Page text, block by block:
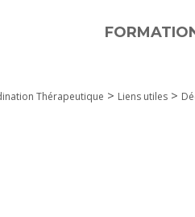
Thérapeutique > Liens utiles >